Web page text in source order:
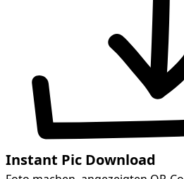
Instant Pic Download